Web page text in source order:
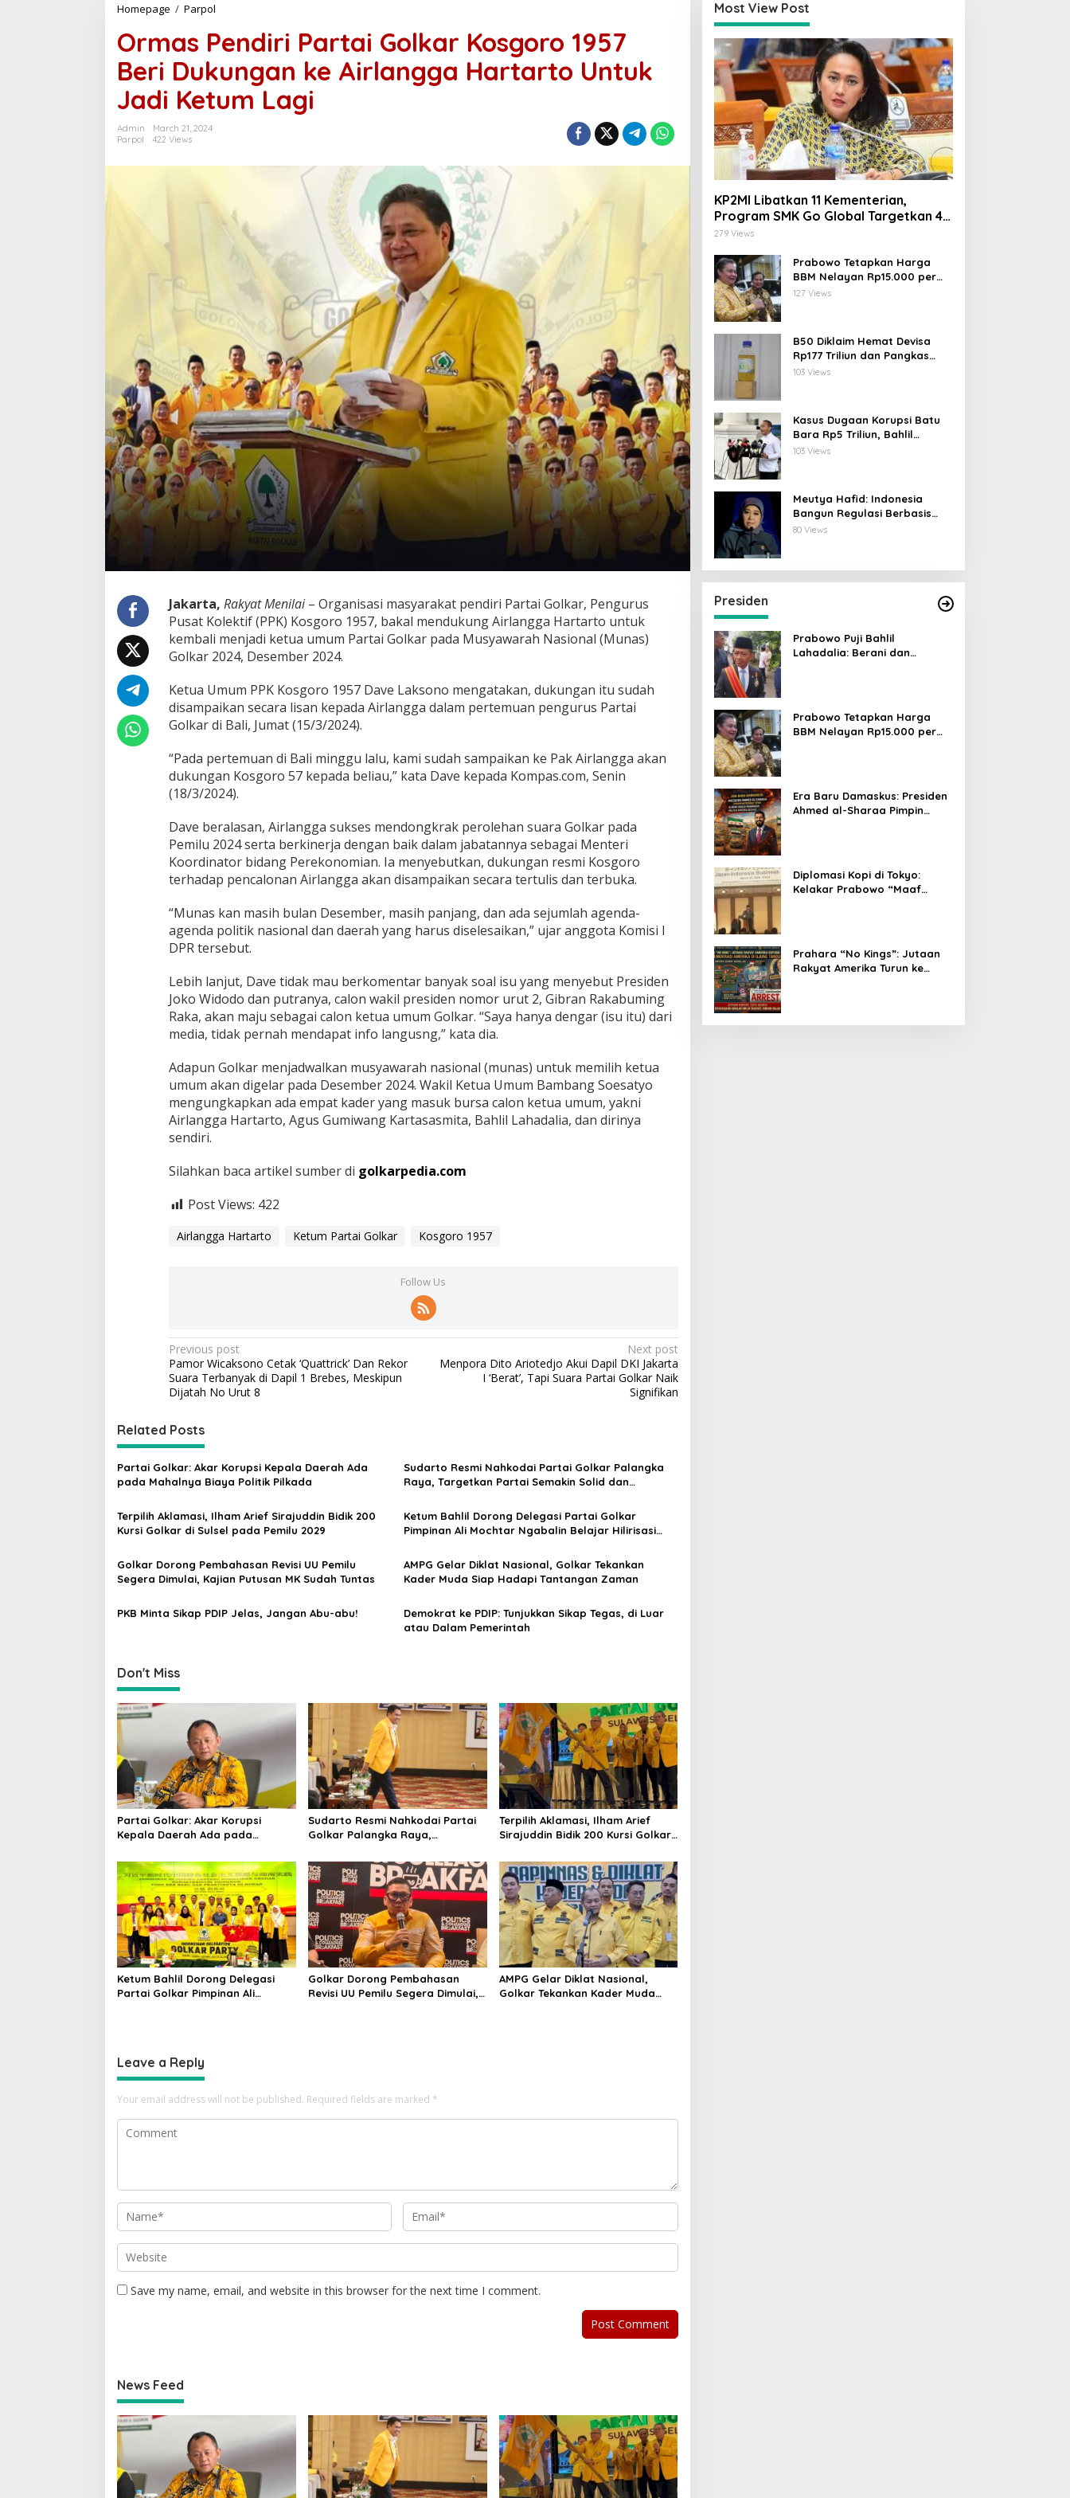
Homepage / Parpol
m
s
P
e
n
i
k
a
o
s
g
o
r
o
1
9
5
7
B
D
u
n
g
a
e
A
i
l
n
g
a
H
r
t
r
t
o
U
t
u
k
J
a
K
e
u
a
Ormas Pendiri Partai Golkar Kosgoro 1957
Beri Dukungan ke Airlangga Hartarto Untuk
Jadi Ketum Lagi
Admin
March 21, 2024
Parpol
422 Views
Jakarta, Rakyat Menilai– Organisasi masyarakat pendiri Partai Golkar, Pengurus
Pusat Kolektif (PPK) Kosgoro 1957, bakal mendukung Airlangga Hartarto untuk
kembali menjadi ketua umum Partai Golkar pada Musyawarah Nasional (Munas)
Golkar 2024, Desember 2024.
Ketua Umum PPK Kosgoro 1957 Dave Laksono mengatakan, dukungan itu sudah
disampaikan secara lisan kepada Airlangga dalam pertemuan pengurus Partai
Golkar di Bali, Jumat (15/3/2024).
“Pada pertemuan di Bali minggu lalu, kami sudah sampaikan ke Pak Airlangga akan
dukungan Kosgoro 57 kepada beliau,” kata Dave kepada Kompas.com, Senin
(18/3/2024).
Dave beralasan, Airlangga sukses mendongkrak perolehan suara Golkar pada
Pemilu 2024 serta berkinerja dengan baik dalam jabatannya sebagai Menteri
Koordinator bidang Perekonomian. Ia menyebutkan, dukungan resmi Kosgoro
terhadap pencalonan Airlangga akan disampaikan secara tertulis dan terbuka.
“Munas kan masih bulan Desember, masih panjang, dan ada sejumlah agenda-
agenda politik nasional dan daerah yang harus diselesaikan,” ujar anggota Komisi I
DPR tersebut.
Lebih lanjut, Dave tidak mau berkomentar banyak soal isu yang menyebut Presiden
Joko Widodo dan putranya, calon wakil presiden nomor urut 2, Gibran Rakabuming
Raka, akan maju sebagai calon ketua umum Golkar. “Saya hanya dengar (isu itu) dari
media, tidak pernah mendapat info langusng,” kata dia.
Adapun Golkar menjadwalkan musyawarah nasional (munas) untuk memilih ketua
umum akan digelar pada Desember 2024. Wakil Ketua Umum Bambang Soesatyo
mengungkapkan ada empat kader yang masuk bursa calon ketua umum, yakni
Airlangga Hartarto, Agus Gumiwang Kartasasmita, Bahlil Lahadalia, dan dirinya
sendiri.
Silahkan baca artikel sumber di golkarpedia.com
Post Views: 422
Airlangga Hartarto Ketum Partai Golkar Kosgoro 1957
Follow Us
P
o
s
t
n
a
v
i
g
t
o
Previous post
Pamor Wicaksono Cetak ‘Quattrick’ Dan Rekor
Suara Terbanyak di Dapil 1 Brebes, Meskipun
Dijatah No Urut 8
Next post
Menpora Dito Ariotedjo Akui Dapil DKI Jakarta
I ‘Berat’, Tapi Suara Partai Golkar Naik
Signifikan
Related Posts
Partai Golkar: Akar Korupsi Kepala Daerah Ada
pada Mahalnya Biaya Politik Pilkada
Sudarto Resmi Nahkodai Partai Golkar Palangka
Raya, Targetkan Partai Semakin Solid dan
Terpilih Aklamasi, Ilham Arief Sirajuddin Bidik 200
Kursi Golkar di Sulsel pada Pemilu 2029
Ketum Bahlil Dorong Delegasi Partai Golkar
Pimpinan Ali Mochtar Ngabalin Belajar Hilirisasi
Golkar Dorong Pembahasan Revisi UU Pemilu
Segera Dimulai, Kajian Putusan MK Sudah Tuntas
AMPG Gelar Diklat Nasional, Golkar Tekankan
Kader Muda Siap Hadapi Tantangan Zaman
PKB Minta Sikap PDIP Jelas, Jangan Abu-abu!
Demokrat ke PDIP: Tunjukkan Sikap Tegas, di Luar
atau Dalam Pemerintah
Don't Miss
Partai Golkar: Akar Korupsi
Kepala Daerah Ada pada
Sudarto Resmi Nahkodai Partai
Golkar Palangka Raya,
dan Dipercaya Rakyat
Terpilih Aklamasi, Ilham Arief
Sirajuddin Bidik 200 Kursi Golkar
Ketum Bahlil Dorong Delegasi
Partai Golkar Pimpinan Ali
Golkar Dorong Pembahasan
Revisi UU Pemilu Segera Dimulai,
AMPG Gelar Diklat Nasional,
Golkar Tekankan Kader Muda
Leave a Reply
Your email address will not be published. Required fields are marked *
Save my name, email, and website in this browser for the next time I comment.
News Feed
Most View Post
KP2MI Libatkan 11 Kementerian,
Program SMK Go Global Targetkan 40
Ribu Peserta Tahun Ini
279 Views
Prabowo Tetapkan Harga
BBM Nelayan Rp15.000 per
Liter, Berlaku untuk Kapal 30-
127 Views
B50 Diklaim Hemat Devisa
Rp177 Triliun dan Pangkas
Emisi 44 Juta Ton CO₂
103 Views
Kasus Dugaan Korupsi Batu
Bara Rp5 Triliun, Bahlil
Lahadalia: ESDM Siap Berikan
103 Views
Meutya Hafid: Indonesia
Bangun Regulasi Berbasis
Risiko untuk Lindungi Anak di
80 Views
Presiden
Prabowo Puji Bahlil
Lahadalia: Berani dan
Prabowo Tetapkan Harga
BBM Nelayan Rp15.000 per
Era Baru Damaskus: Presiden
Ahmed al-Sharaa Pimpin
Diplomasi Kopi di Tokyo:
Kelakar Prabowo “Maaf
Prahara “No Kings”: Jutaan
Rakyat Amerika Turun ke